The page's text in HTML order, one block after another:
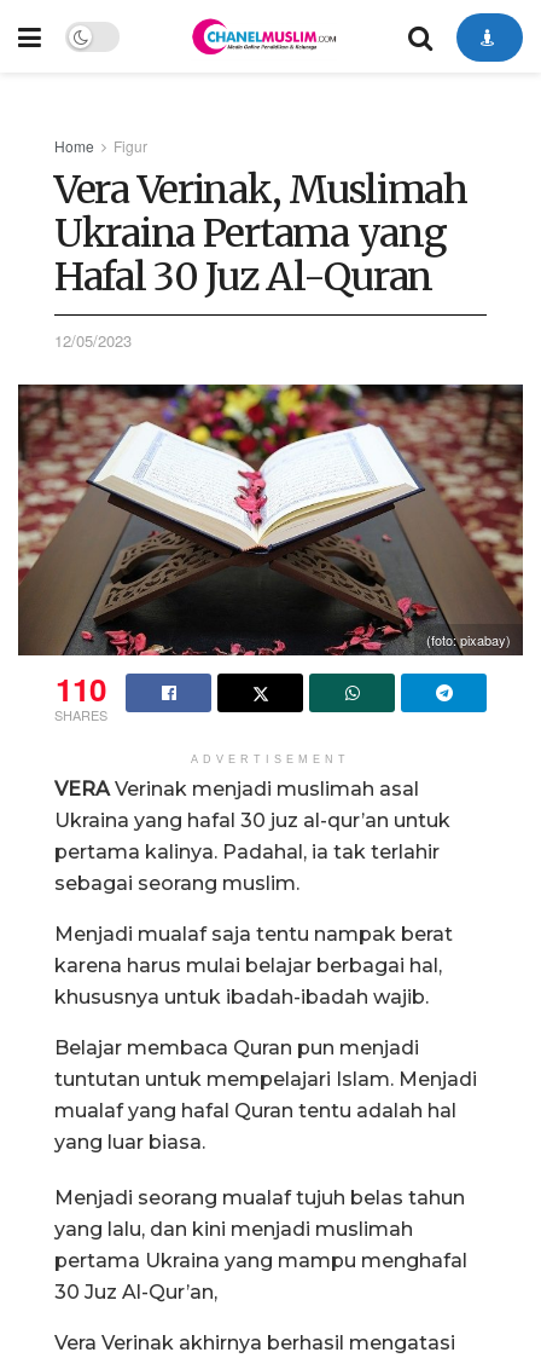
Home Figur
Vera Verinak, Muslimah
Ukraina Pertama yang
Hafal 30 Juz Al-Quran
12/05/2023
(foto: pixabay)
110
SHARES
ADVERTISEMENT
VERA Verinak menjadi muslimah asal
Ukraina yang hafal 30 juz al-qur’an untuk
pertama kalinya. Padahal, ia tak terlahir
sebagai seorang muslim.
Menjadi mualaf saja tentu nampak berat
karena harus mulai belajar berbagai hal,
khususnya untuk ibadah-ibadah wajib.
Belajar membaca Quran pun menjadi
tuntutan untuk mempelajari Islam. Menjadi
mualaf yang hafal Quran tentu adalah hal
yang luar biasa.
Menjadi seorang mualaf tujuh belas tahun
yang lalu, dan kini menjadi muslimah
pertama Ukraina yang mampu menghafal
30 Juz Al-Qur’an,
Vera Verinak akhirnya berhasil mengatasi